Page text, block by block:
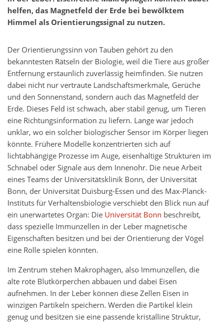
helfen, das Magnetfeld der Erde bei bewölktem
Himmel als Orientierungssignal zu nutzen.
Der Orientierungssinn von Tauben gehört zu den
bekanntesten Rätseln der Biologie, weil die Tiere aus großer
Entfernung erstaunlich zuverlässig heimfinden. Sie nutzen
dabei nicht nur vertraute Landschaftsmerkmale, Gerüche
und den Sonnenstand, sondern auch das Magnetfeld der
Erde. Dieses Feld ist schwach, aber stabil genug, um Tieren
eine Richtungsinformation zu liefern. Lange war jedoch
unklar, wo ein solcher biologischer Sensor im Körper liegen
könnte. Frühere Modelle konzentrierten sich auf
lichtabhängige Prozesse im Auge, eisenhaltige Strukturen im
Schnabel oder Signale aus dem Innenohr. Die neue Arbeit
eines Teams der Universitätsklinik Bonn, der Universität
Bonn, der Universität Duisburg-Essen und des Max-Planck-
Instituts für Verhaltensbiologie verschiebt den Blick nun auf
ein unerwartetes Organ: Die Universität Bonn beschreibt,
dass spezielle Immunzellen in der Leber magnetische
Eigenschaften besitzen und bei der Orientierung der Vögel
eine Rolle spielen könnten.
Im Zentrum stehen Makrophagen, also Immunzellen, die
alte rote Blutkörperchen abbauen und dabei Eisen
aufnehmen. In der Leber können diese Zellen Eisen in
winzigen Partikeln speichern. Werden die Partikel klein
genug und besitzen sie eine passende kristalline Struktur,